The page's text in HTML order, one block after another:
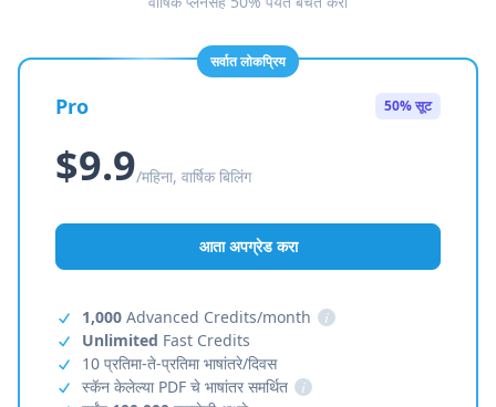
सर्वात लोकप्रिय
Pro 50% सूट
$9.9/महिना, वार्षिक बिलिंग
आता अपग्रेड करा
1,000 Advanced Credits/month
i
Unlimited Fast Credits
10 प्रतिमा-ते-प्रतिमा भाषांतरे/दिवस
स्कॅन केलेल्या PDF चे भाषांतर समर्थित
i